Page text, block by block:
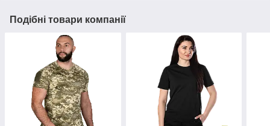
Подібні товари компанії